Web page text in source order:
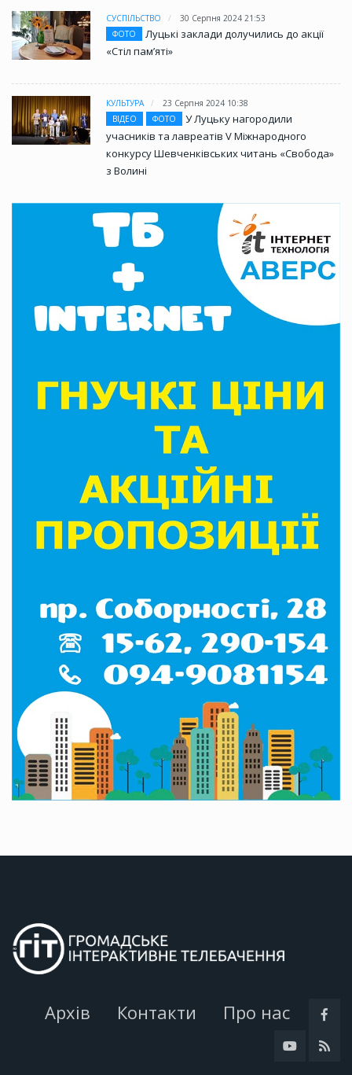
СУСПІЛЬСТВО
30 Серпня 2024 21:53
ФОТО
Луцькі заклади долучились до акції
«Стіл памʼяті»
КУЛЬТУРА
23 Серпня 2024 10:38
ВІДЕО
ФОТО
У Луцьку нагородили
учасників та лавреатів V Міжнародного
конкурсу Шевченківських читань «Свобода»
з Волині
Архів Контакти Про нас